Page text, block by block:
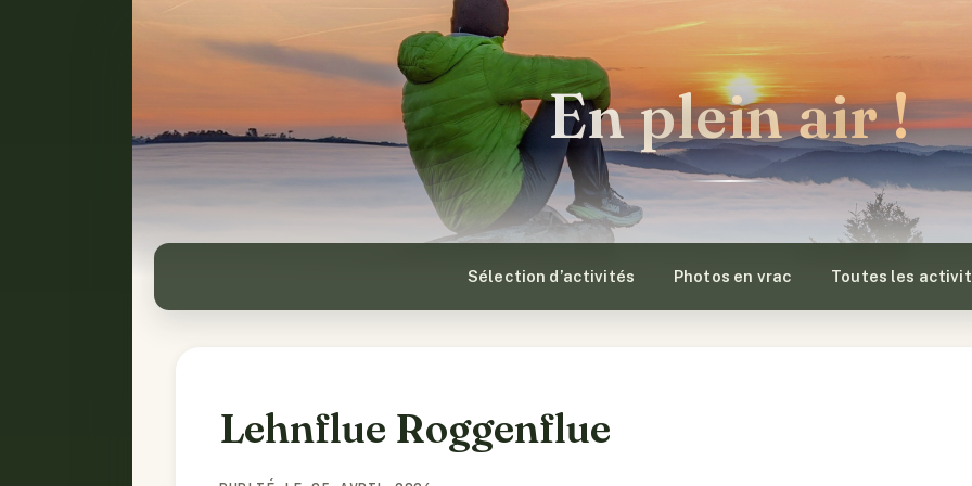
En plein air !
Sélection d’activités Photos en vrac Toutes les
Lehnflue Roggenflue